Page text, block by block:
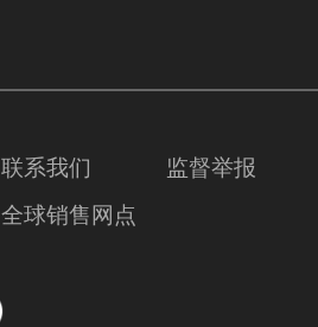
联系我们
监督举报
全球销售网点